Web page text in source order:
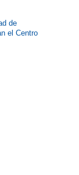
de
el Centro